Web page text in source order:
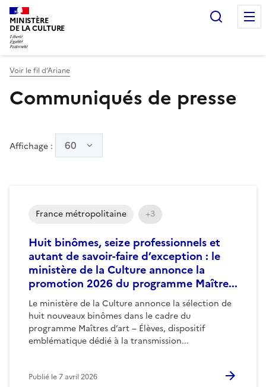
MINISTÈRE
DE LA CULTURE
Voir le fil d’Ariane
Communiqués de presse
Affichage : 60
Huit binômes, seize professionnels et
autant de savoir-faire d’exception : le
ministère de la Culture annonce la
promotion 2026 du programme Maître...
Le ministère de la Culture annonce la sélection de
huit nouveaux binômes dans le cadre du
programme Maîtres d’art – Élèves, dispositif
emblématique dédié à la transmission...
France métropolitaine +3
Publié le7 avril 2026